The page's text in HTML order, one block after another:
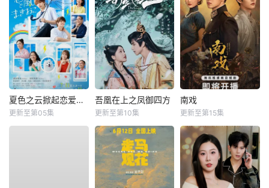
夏色之云掀起恋爱与风暴
更新至第05集
吾凰在上之凤御四方
更新至第10集
南戏
更新至第15集